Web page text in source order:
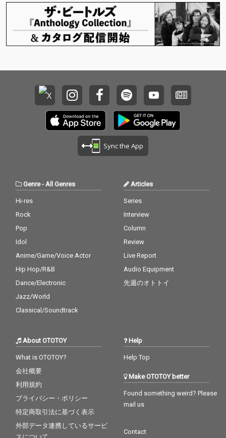
コールのように交差す
るリズムとフレーズ、
そしてストリングスを
中心としたモダンな器
楽アンサンブルが折り
描き出している。レコ
シングは葛西敏彦、マ
スタリングはStuart Ha
wkesが担当。アートデ
ィレクションは前田晃
伸、アートワークは前
作「A U R A」に続き、
アーティスト、Jennis
コールのように交差す
るリズムとフレーズ、
そしてストリングスを
中心としたモダンな器
楽アンサンブルが折り
描き出している。レコ
シングは葛西敏彦、マ
スタリングはStuart Ha
wkesが担当。アートデ
ィレクションは前田晃
伸、アートワークは前
作「A U R A」に続き、
アーティスト、Jennis
Sync the App
Genre- All Genres
Hi-res
Rock
Pop
Idol
Anime/Game/Voice Actor
Hip Hop/R&B
Dance/Electronic
Jazz/World
Classical/Soundtrack
Articles
Series
Interview
Column
Review
Live Report
Audio Equipment
先週のオトトイ
About OTOTOY
What is OTOTOY?
会社概要
利用規約
プライバシー・ポリシー
特定商取引法に基づく表示
外部データ連携しているサービ
Help
Help Top
Make OTOTOY better
Found something weird? Please
mail us
Contact